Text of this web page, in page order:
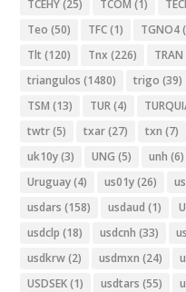
TCEHY(25) TCOM (1)
Teo (50) TFC(1) TGNO4
Tlt (120) Tnx (226) TRAN
triangulos (1480) trigo (39)
TSM (13) TUR(4)
twtr(5) txar(27) txn (7)
uk10y(3) UNG (5) unh (6)
Uruguay(4) us01y(26)
usdars (158) usdaud (1)
usdclp (18) usdcnh (33)
usdkrw(2) usdmxn (24)
USDSEK(1) usdtars (55)